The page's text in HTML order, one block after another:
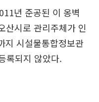
년 준공된 이 옹벽
산시로 관리주체가 인
지 시설물통합정보관
록되지 않았다.